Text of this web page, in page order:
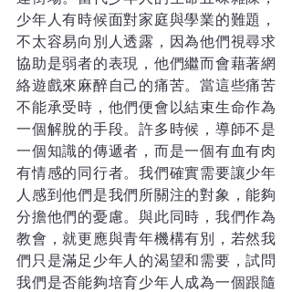
少年人有時候面對家庭與學業的難題，
不太容易向別人透露，因為他們視尋求
協助是弱者的表現，他們繼而會藉著網
絡遊戲來麻醉自己的痛苦。當這些痛苦
不能承受時，他們便會以結束生命作為
一個解脫的手段。許多時候，導師不是
一個知識的傳遞者，而是一個有血有肉
有情感的同行者。我們確實需要讓少年
人感到他們是我們所關注的對象，能夠
分擔他們的憂慮。與此同時，我們作為
教會，就更應與青年機構有別，若然我
們只是滿足少年人的渴望和需要，試問
我們是否能夠培育少年人成為一個跟隨